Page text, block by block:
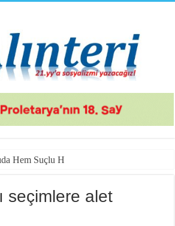
Hem Suçlu Hem Güçlü!
seçimlere alet